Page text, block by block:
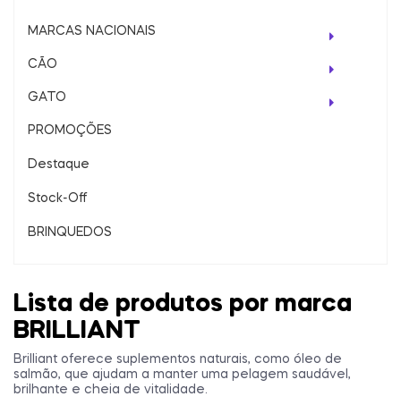
MARCAS NACIONAIS
CÃO
GATO
PROMOÇÕES
Destaque
Stock-Off
BRINQUEDOS
Lista de produtos por marca
BRILLIANT
Brilliant oferece suplementos naturais, como óleo de
salmão, que ajudam a manter uma pelagem saudável,
brilhante e cheia de vitalidade.